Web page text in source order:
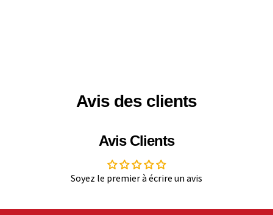
Avis des clients
Avis Clients
Soyez le premier à écrire un avis